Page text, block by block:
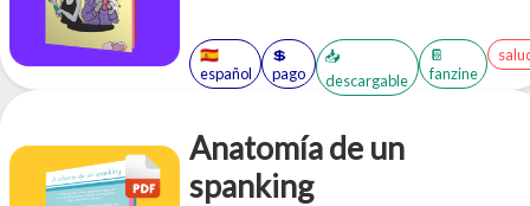
🇪🇸
español
💲
pago
📥
descargable
📔
fanzine
Anatomía de un
spanking